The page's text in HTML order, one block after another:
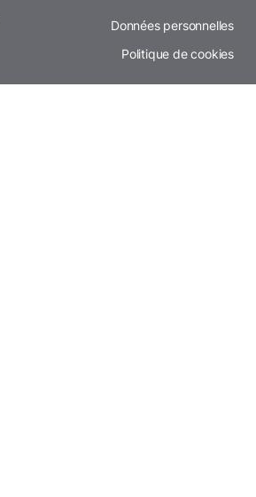
Données personnelles
Politique de cookies